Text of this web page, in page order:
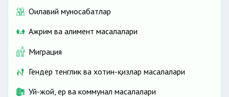
Оилавий муносабатлар
Ажрим ва алимент масалалари
Миграция
Гендер тенглик ва хотин-қизлар масалалари
Уй-жой, ер ва коммунал масалалари